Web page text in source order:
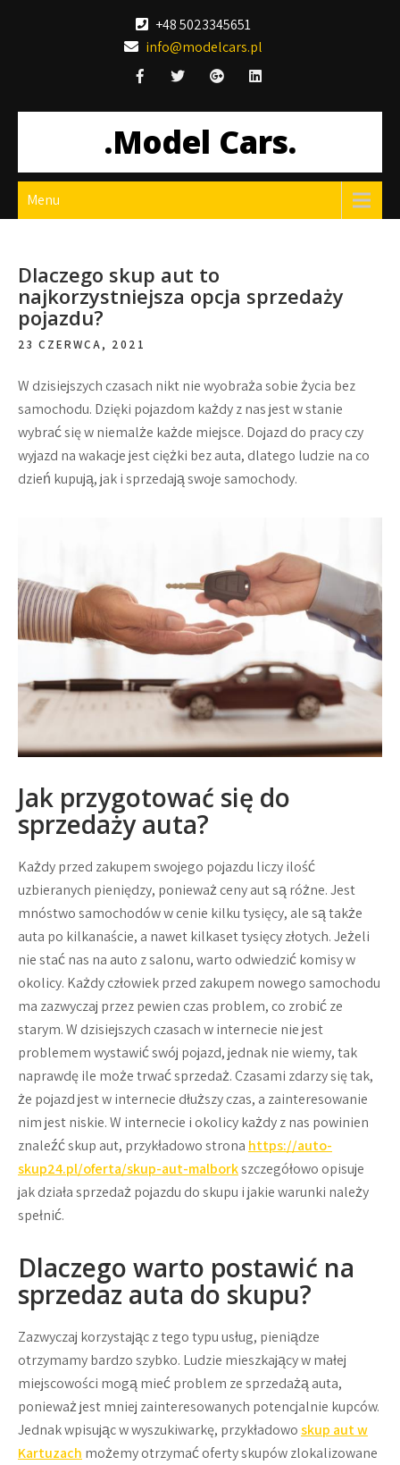
+48 5023345651
info@modelcars.pl
.Model Cars.
Menu
Dlaczego skup aut to
najkorzystniejsza opcja sprzedaży
pojazdu?
23 CZERWCA, 2021
W dzisiejszych czasach nikt nie wyobraża sobie życia bez
samochodu. Dzięki pojazdom każdy z nas jest w stanie
wybrać się w niemalże każde miejsce. Dojazd do pracy czy
wyjazd na wakacje jest ciężki bez auta, dlatego ludzie na co
dzień kupują, jak i sprzedają swoje samochody.
Jak przygotować się do
sprzedaży auta?
Każdy przed zakupem swojego pojazdu liczy ilość
uzbieranych pieniędzy, ponieważ ceny aut są różne. Jest
mnóstwo samochodów w cenie kilku tysięcy, ale są także
auta po kilkanaście, a nawet kilkaset tysięcy złotych. Jeżeli
nie stać nas na auto z salonu, warto odwiedzić komisy w
okolicy. Każdy człowiek przed zakupem nowego samochodu
ma zazwyczaj przez pewien czas problem, co zrobić ze
starym. W dzisiejszych czasach w internecie nie jest
problemem wystawić swój pojazd, jednak nie wiemy, tak
naprawdę ile może trwać sprzedaż. Czasami zdarzy się tak,
że pojazd jest w internecie dłuższy czas, a zainteresowanie
nim jest niskie. W internecie i okolicy każdy z nas powinien
znaleźć skup aut, przykładowo strona https://auto-
skup24.pl/oferta/skup-aut-malborkszczegółowo opisuje
jak działa sprzedaż pojazdu do skupu i jakie warunki należy
spełnić.
Dlaczego warto postawić na
sprzedaz auta do skupu?
Zazwyczaj korzystając z tego typu usług, pieniądze
otrzymamy bardzo szybko. Ludzie mieszkający w małej
miejscowości mogą mieć problem ze sprzedażą auta,
ponieważ jest mniej zainteresowanych potencjalnie kupców.
Jednak wpisując w wyszukiwarkę, przykładowoskup aut w
Kartuzach możemy otrzymać oferty skupów zlokalizowane